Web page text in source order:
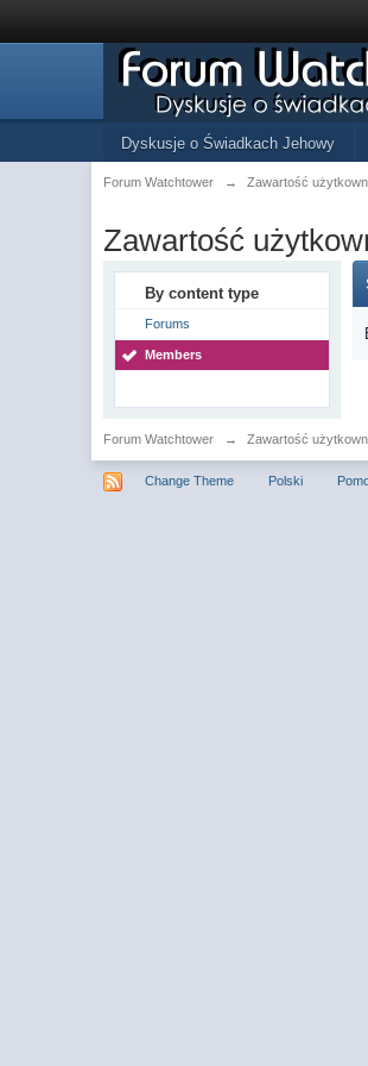
Dyskusje o Świadkach Jehowy
Forum Watchtower → Zawartość
Zawartość
By content type
Forums
Members
Forum Watchtower → Zawartość
Change Theme Polski